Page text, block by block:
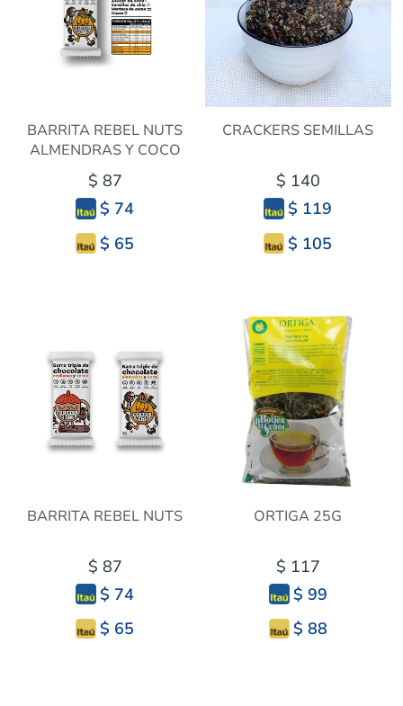
BARRITA REBEL NUTS
ALMENDRAS Y COCO
$ 87
$ 74
$ 65
CRACKERS SEMILLAS
$ 140
$ 119
$ 105
BARRITA REBEL NUTS
$ 87
$ 74
$ 65
ORTIGA 25G
$ 117
$ 99
$ 88